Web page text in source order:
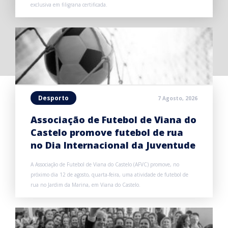
exclusiva em filigrana certificada.
Desporto 7 Agosto, 2026
Associação de Futebol de Viana do
Castelo promove futebol de rua
no Dia Internacional da Juventude
A Associação de Futebol de Viana do Castelo (AFVC) promove, no
próximo dia 12 de agosto, quarta-feira, uma atividade de futebol de
rua no Jardim da Marina, em Viana do Castelo.